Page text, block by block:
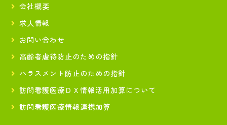
会社概要
求人情報
お問い合わせ
高齢者虐待防止のための指針
ハラスメント防止のための指針
訪問看護医療ＤＸ情報活用加算について
訪問看護医療情報連携加算